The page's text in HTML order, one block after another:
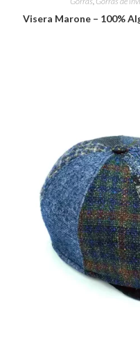
Visera Marone – 100%